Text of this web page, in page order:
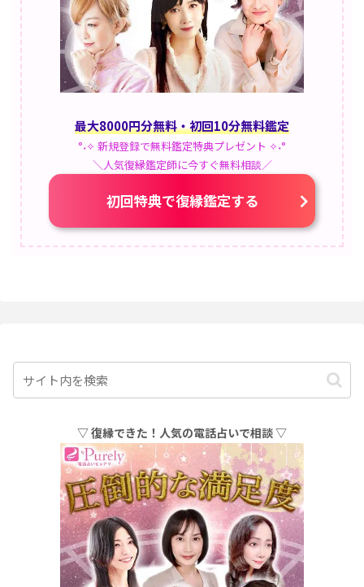
最大8000円分無料・初回10分無料鑑定
°˖✧ 新規登録で無料鑑定特典プレゼント ✧˖°
＼人気復縁鑑定師に今すぐ無料相談／
初回特典で復縁鑑定する
▽ 復縁できた！人気の電話占いで相談 ▽